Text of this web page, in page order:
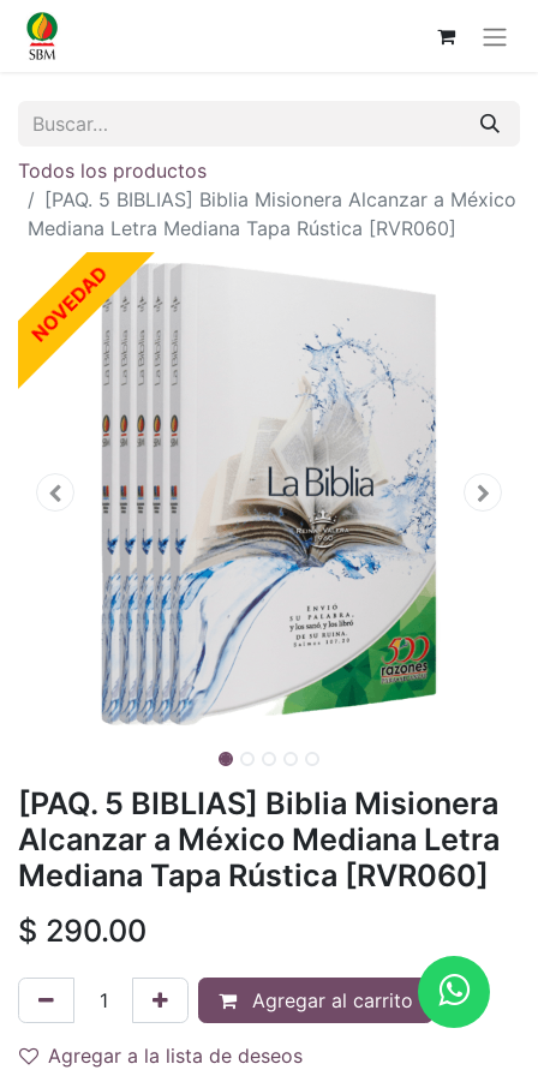
Todos los productos
[PAQ. 5 BIBLIAS] Biblia Misionera Alcanzar a México
Mediana Letra Mediana Tapa Rústica [RVR060]
NOVEDAD
[PAQ. 5 BIBLIAS] Biblia Misionera
Alcanzar a México Mediana Letra
Mediana Tapa Rústica [RVR060]
$ 290.00
Agregar al carrito
Agregar a la lista de deseos